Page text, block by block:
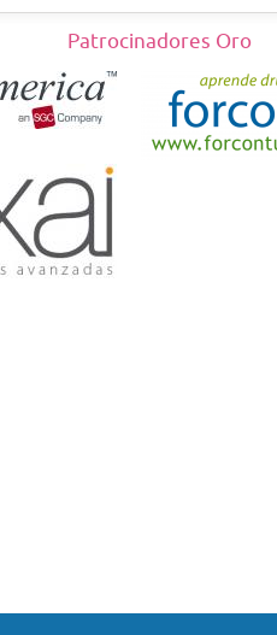
Patrocinadores Oro